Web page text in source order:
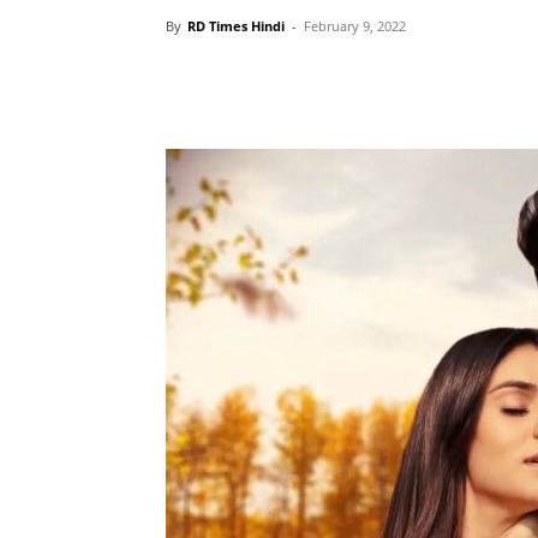
By RD Times Hindi - February 9, 2022